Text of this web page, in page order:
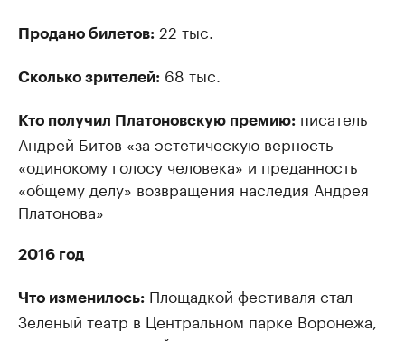
Продано билетов: 22 тыс.
Сколько зрителей: 68 тыс.
Кто получил Платоновскую премию: писатель
Андрей Битов «за эстетическую верность
«одинокому голосу человека» и преданность
«общему делу» возвращения наследия Андрея
Платонова»
2016 год
Что изменилось: Площадкой фестиваля стал
Зеленый театр в Центральном парке Воронежа,